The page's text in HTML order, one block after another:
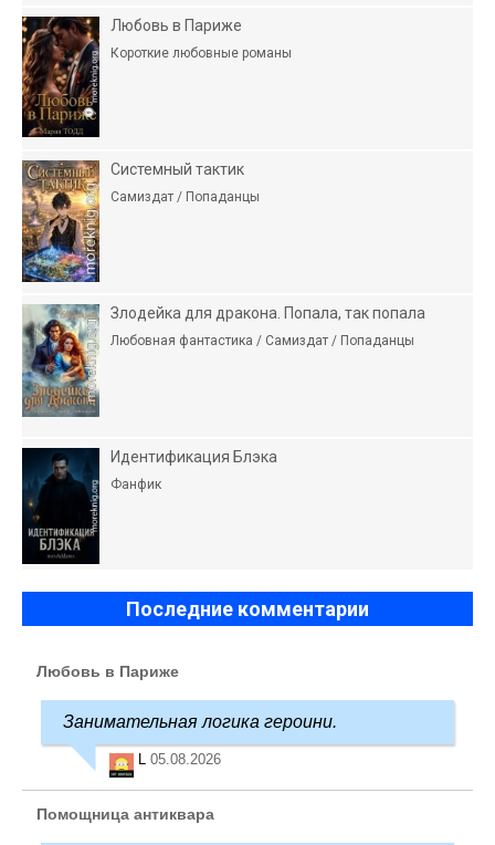
Любовь в Париже
Короткие любовные романы
Системный тактик
Самиздат / Попаданцы
Злодейка для дракона. Попала, так попала
Любовная фантастика / Самиздат / Попаданцы
Идентификация Блэка
Фанфик
Последние комментарии
Любовь в Париже
Занимательная логика героини.
05.08.2026
Помощница антиквара